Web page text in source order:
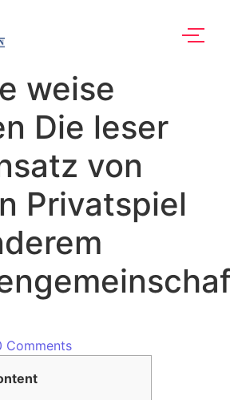
weise
Die leser
von
Privatspiel
Comments